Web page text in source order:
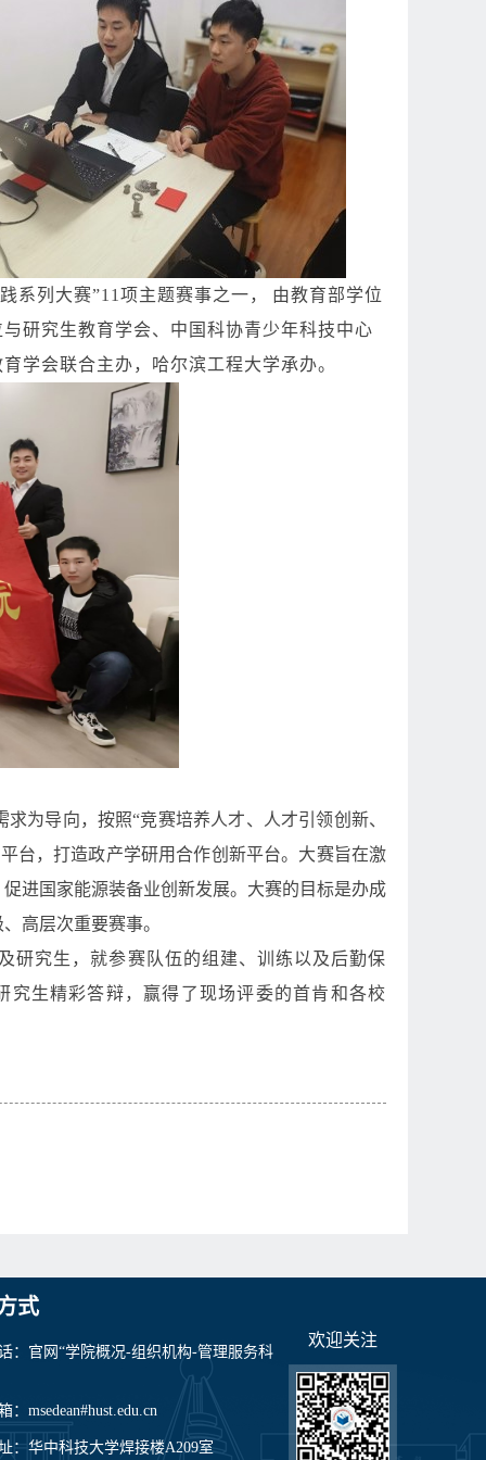
列大赛”11项主题赛事之一，
由教育部学位
研究生教育学会、中国科协青少年科技中心
学会联合主办，哈尔滨工程大学承办。
为导向，按照“竞赛培养人才、人才引领创新、
台，打造政产学研用合作创新平台。大赛旨在激
进国家能源装备业创新发展。大赛的目标是办成
高层次重要赛事。
研究生，就参赛队伍的组建、训练以及后勤保
生精彩答辩，赢得了现场评委的首肯和各校
式
：官网“学院概况-组织机构-管理服务科
：msedean#hust.edu.cn
：华中科技大学焊接楼A209室
欢迎关注